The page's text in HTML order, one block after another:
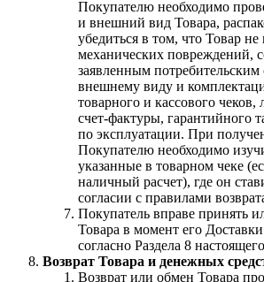
Покупателю необходимо
и внешний вид Товара,
убедиться в том, что Товар
механических повреждений,
заявленным потребительским
внешнему виду и
товарного и кассового
счет-фактуры, гарантийного
по эксплуатации. При
Покупателю необходимо
указанные в товарном чеке
наличный расчет), где он
согласии с правилами
Покупатель вправе принять
Товара в момент его
согласно Раздела 8
Возврат Товара и денежных
Возврат или обмен Товара